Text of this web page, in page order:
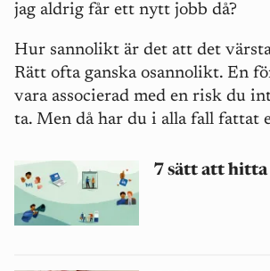
jag aldrig får ett nytt jobb då?
Hur sannolikt är det att det
Rätt ofta ganska osannolikt. En
vara associerad med en risk du
ta. Men då har du i alla fall fattat
7 sätt att